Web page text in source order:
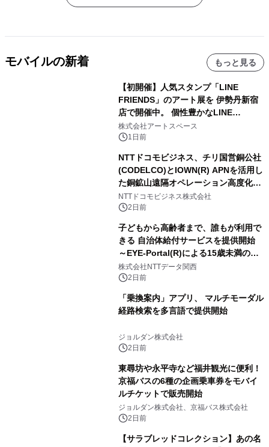
モバイルの新着 もっと見る
【初開催】人気スタンプ「LINE
FRIENDS」のアート展を 伊勢丹新宿
店で開催中。 個性豊かなLINE
FRIENDSの仲間たちが インテリアア
ートとして新たな魅力を発信。
株式会社アートスペース
1日前
NTTドコモビジネス、チリ国営銅公社
(CODELCO)とIOWN(R) APNを活用し
た銅鉱山遠隔オペレーション高度化に
向けた調査・実証を開始
NTTドコモビジネス株式会社
2日前
子どもから高齢者まで、誰もが利用で
きる 自治体給付サービスを提供開始
～EYE-Portal(R)による15歳未満の本
人認証と デジタルデバイド対策で実現
～
株式会社NTTデータ関西
2日前
「乗換案内」アプリ、 マルチモーダル
経路検索を多言語で提供開始
ジョルダン株式会社
2日前
東尋坊や永平寺など福井観光に便利！
京福バスの6種の企画乗車券をモバイ
ルチケットで販売開始
ジョルダン株式会社、京福バス株式会社
2日前
【サラブレッドコレクション】あの名